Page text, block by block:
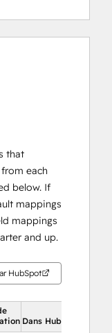
that
each
below. If
mappings
mappings
and up.
HubSpot
Dans HubSpot